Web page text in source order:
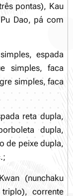
pontas), Kau
Dao, pá com
espada
simples, faca
simples, faca
reta dupla,
dupla,
de peixe dupla,
(nunchaku
corrente